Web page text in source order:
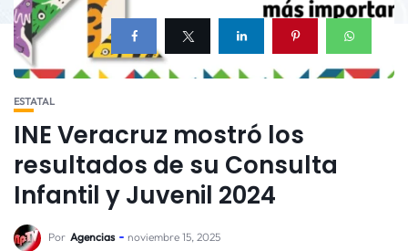
ESTATAL
INE Veracruz mostró los
resultados de su Consulta
Infantil y Juvenil 2024
Por Agencias noviembre 15, 2025